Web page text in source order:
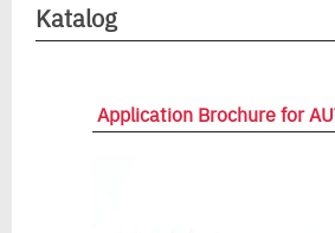
Katalog
Application Brochure for